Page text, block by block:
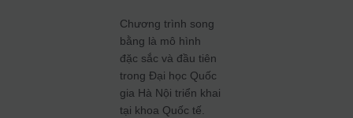
Chương trình song
bằng là mô hình
đặc sắc và đầu tiên
trong Đại học Quốc
gia Hà Nội triển khai
tại khoa Quốc tế.